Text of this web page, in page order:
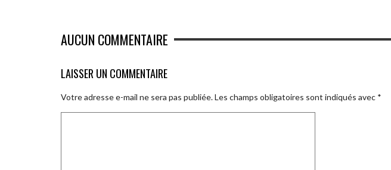
AUCUN COMMENTAIRE
LAISSER UN COMMENTAIRE
Votre adresse e-mail ne sera pas publiée.Les champs obligatoires sont indiqués avec *